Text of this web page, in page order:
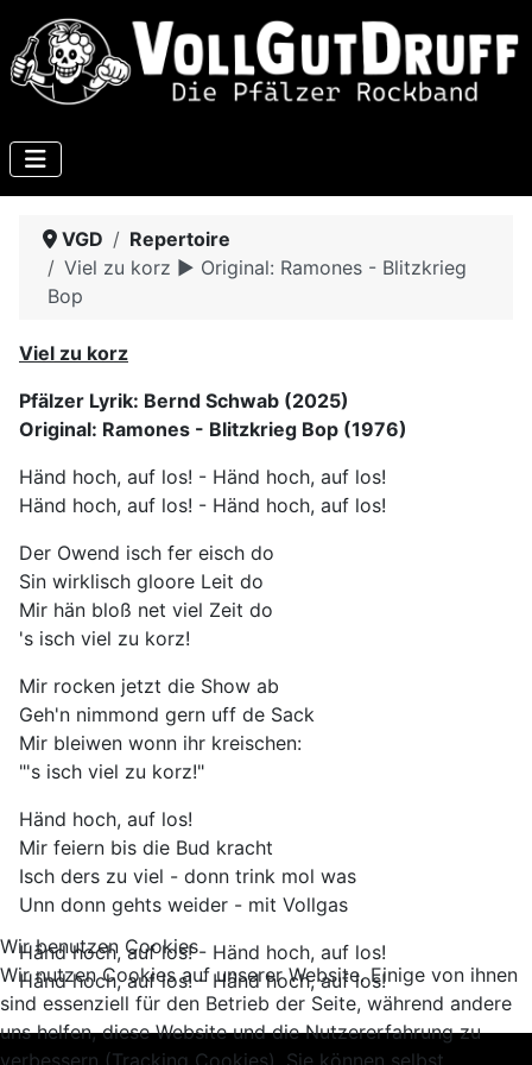
VGD
Repertoire
Viel zu korz ► Original: Ramones - Blitzkrieg
Bop
Viel zu korz
Pfälzer Lyrik: Bernd Schwab (2025)
Original: Ramones - Blitzkrieg Bop (1976)
Händ hoch, auf los! - Händ hoch, auf los!
Händ hoch, auf los! - Händ hoch, auf los!
Der Owend isch fer eisch do
Sin wirklisch gloore Leit do
Mir hän bloß net viel Zeit do
's isch viel zu korz!
Mir rocken jetzt die Show ab
Geh'n nimmond gern uff de Sack
Mir bleiwen wonn ihr kreischen:
"'s isch viel zu korz!"
Händ hoch, auf los!
Mir feiern bis die Bud kracht
Isch ders zu viel - donn trink mol was
Unn donn gehts weider - mit Vollgas
Händ hoch, auf los! - Händ hoch, auf los!
Händ hoch, auf los! - Händ hoch, auf los!
Wir benutzen Cookies
Wir nutzen Cookies auf unserer Website. Einige von ihnen
sind essenziell für den Betrieb der Seite, während andere
uns helfen, diese Website und die Nutzererfahrung zu
verbessern (Tracking Cookies). Sie können selbst